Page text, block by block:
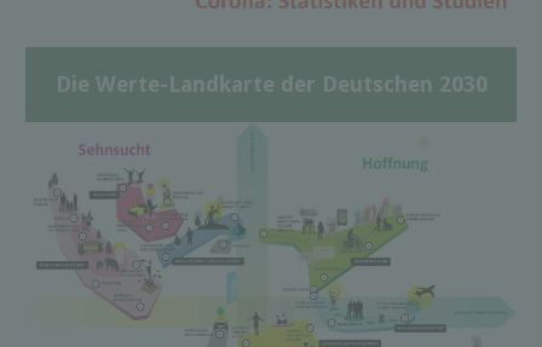
Die Werte-Landkarte der Deutschen 2030